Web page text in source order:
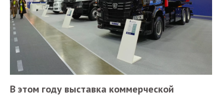
В этом году выставка коммерческой